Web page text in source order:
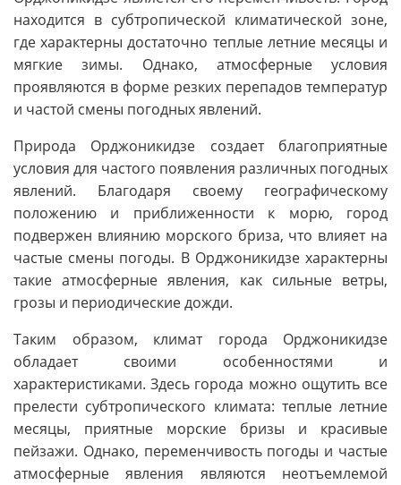
находится в субтропической климатической зоне,
где характерны достаточно теплые летние месяцы и
мягкие зимы. Однако, атмосферные условия
проявляются в форме резких перепадов температур
и частой смены погодных явлений.
Природа Орджоникидзе создает благоприятные
условия для частого появления различных погодных
явлений. Благодаря своему географическому
положению и приближенности к морю, город
подвержен влиянию морского бриза, что влияет на
частые смены погоды. В Орджоникидзе характерны
такие атмосферные явления, как сильные ветры,
грозы и периодические дожди.
Таким образом, климат города Орджоникидзе
обладает своими особенностями и
характеристиками. Здесь города можно ощутить все
прелести субтропического климата: теплые летние
месяцы, приятные морские бризы и красивые
пейзажи. Однако, переменчивость погоды и частые
атмосферные явления являются неотъемлемой